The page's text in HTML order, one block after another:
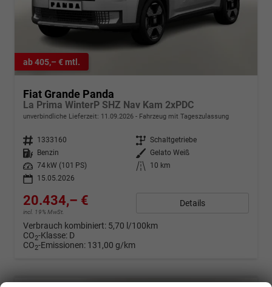
ab 405,– € mtl.
Fiat Grande Panda
La Prima WinterP SHZ Nav Kam 2xPDC
unverbindliche Lieferzeit: 11.09.2026 Fahrzeug mit Tageszulassung
Fahrzeugnr. 1333160 Getriebe Schaltgetriebe
Kraftstoff
Benzin Außenfarbe
Gelato Weiß
Leistung
74 kW (101 PS) Kilometerstand
10 km
15.05.2026
20.434,– €
incl. 19% MwSt.
Details
Verbrauch kombiniert: 5,70 l/100km
CO2-Klasse: D
CO2-Emissionen: 131,00 g/km